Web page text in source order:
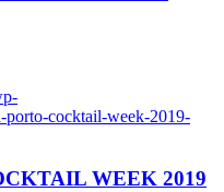
porto-cocktail-week-2019-
WEEK 2019